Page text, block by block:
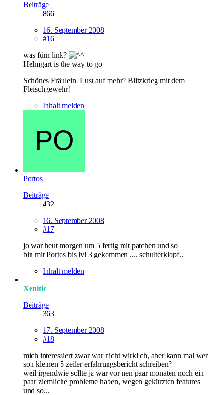
Beiträge
866
16. September 2008
#16
was fürn link?
Helmgart is the way to go
Schönes Fräulein, Lust auf mehr? Blitzkrieg mit dem
Fleischgewehr!
Inhalt melden
Portos
Beiträge
432
16. September 2008
#17
jo war heut morgen um 5 fertig mit patchen und so
bin mit Portos bis lvl 3 gekommen .... schulterklopf..
Inhalt melden
Xenitic
Beiträge
363
17. September 2008
#18
mich interessiert zwar war nicht wirklich, aber kann mal wer
son kleinen 5 zeiler erfahrungsbericht schreiben?
weil irgendwie sollte ja war vor nen paar monaten noch ein
paar ziemliche probleme haben, wegen gekürzten features
und so...